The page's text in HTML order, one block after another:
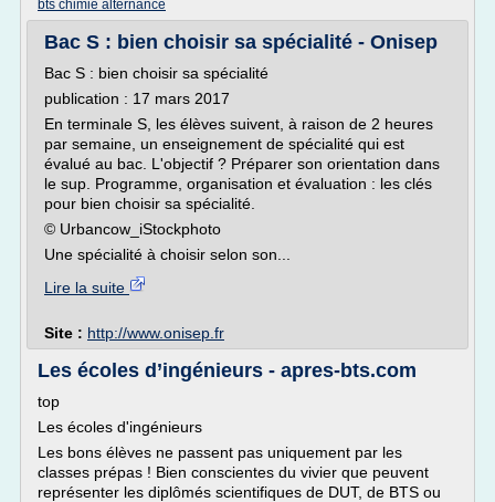
bts chimie alternance
Bac S : bien choisir sa spécialité - Onisep
Bac S : bien choisir sa spécialité
publication : 17 mars 2017
En terminale S, les élèves suivent, à raison de 2 heures
par semaine, un enseignement de spécialité qui est
évalué au bac. L'objectif ? Préparer son orientation dans
le sup. Programme, organisation et évaluation : les clés
pour bien choisir sa spécialité.
© Urbancow_iStockphoto
Une spécialité à choisir selon son...
Lire la suite
Site : http://www.onisep.fr
Les écoles d’ingénieurs - apres-bts.com
top
Les écoles d'ingénieurs
Les bons élèves ne passent pas uniquement par les
classes prépas ! Bien conscientes du vivier que peuvent
représenter les diplômés scientifiques de DUT, de BTS ou